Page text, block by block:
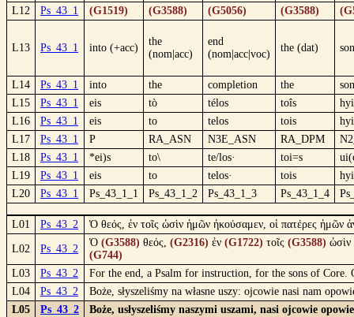
L12
Ps_43_1 (G1519) (G3588) (G5056) (G3588)
L13 Ps_43_1 into (+acc)
the
(nom|acc)
end
(nom|acc|voc)
the (dat)
L14 Ps_43_1 into the completion the
son
L15
Ps_43_1 eis tò télos toîs
L16
Ps_43_1 eis to telos tois
L17
Ps_43_1 P RA_ASN N3E_ASN RA_DPM
L18
Ps_43_1 *ei)s to\ te/los· toi=s
L19
Ps_43_1 eis to telos· tois
L20
Ps_43_1 Ps_43_1_1 Ps_43_1_2 Ps_43_1_3 Ps_43_1_4
L01 Ps_43_2 Ὁ θεός, ἐν τοῖς ὠσὶν ἡμῶν ἠκούσαμεν, οἱ πατέρες ἡμῶν
L02 Ps_43_2
Ὁ (G3588) θεός, (G2316) ἐν (G1722) τοῖς (G3588) ὠσὶν
(G744)
L03
Ps_43_2
For the end, a Psalm for instruction, for the sons of
L04
Ps_43_2
Boże, słyszeliśmy na własne uszy: ojcowie nasi nam
L05
Ps_43_2
Boże, usłyszeliśmy naszymi uszami, nasi ojcowie